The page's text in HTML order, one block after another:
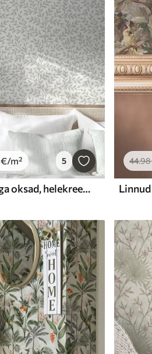
€/m² 5
Lehed ja marjadega oksad, helekreem ja salvei
44.98